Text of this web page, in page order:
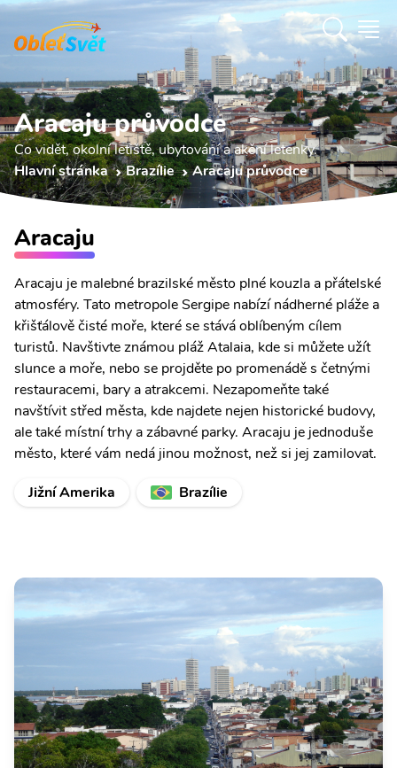
Aracaju průvodce
Co vidět, okolní letiště, ubytování a akční letenky.
Hlavní stránka
Brazílie Aracaju průvodce
Aracaju
Aracaju je malebné brazilské město plné kouzla a přátelské
atmosféry. Tato metropole Sergipe nabízí nádherné pláže a
křišťálově čisté moře, které se stává oblíbeným cílem
turistů. Navštivte známou pláž Atalaia, kde si můžete užít
slunce a moře, nebo se projděte po promenádě s četnými
restauracemi, bary a atrakcemi. Nezapomeňte také
navštívit střed města, kde najdete nejen historické budovy,
ale také místní trhy a zábavné parky. Aracaju je jednoduše
město, které vám nedá jinou možnost, než si jej zamilovat.
Jižní Amerika
Brazílie